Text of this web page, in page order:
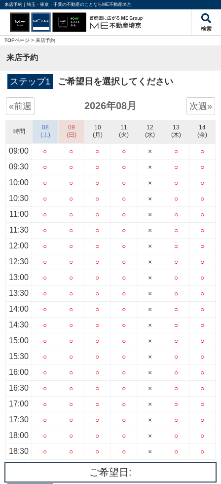
来店予約｜埼玉・東京・千葉の不動産のことならME不動産埼京
検索
TOPページ > 来店予約
来店予約
ステップ1 ご希望日を選択してください
«前週 2026年08月 次週»
時間
09:00
09:30
10:00
10:30
11:00
11:30
12:00
12:30
13:00
13:30
14:00
14:30
15:00
15:30
16:00
16:30
17:00
17:30
18:00
18:30
08
(土)
○
○
○
○
○
○
○
○
○
○
○
○
○
○
○
○
○
○
○
○
09
(日)
○
○
○
○
○
○
○
○
○
○
○
○
○
○
○
○
○
○
○
○
10
(月)
○
○
○
○
○
○
○
○
○
○
○
○
○
○
○
○
○
○
○
○
11
(火)
○
○
○
○
○
○
○
○
○
○
○
○
○
○
○
○
○
○
○
○
12
(水)
×
×
×
×
×
×
×
×
×
×
×
×
×
×
×
×
×
×
×
×
13
(木)
○
○
○
○
○
○
○
○
○
○
○
○
○
○
○
○
○
○
○
○
14
(金)
○
○
○
○
○
○
○
○
○
○
○
○
○
○
○
○
○
○
○
○
ご希望日: